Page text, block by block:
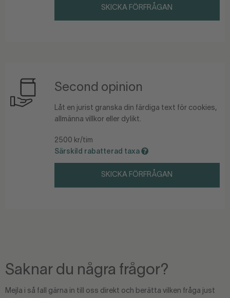
SKICKA FÖRFRÅGAN
Second opinion
Låt en jurist granska din färdiga text för cookies,
allmänna villkor eller dylikt.
2500 kr/tim
Särskild rabatterad taxa
SKICKA FÖRFRÅGAN
Saknar du några frågor?
Mejla i så fall gärna in till oss direkt och berätta vilken fråga just